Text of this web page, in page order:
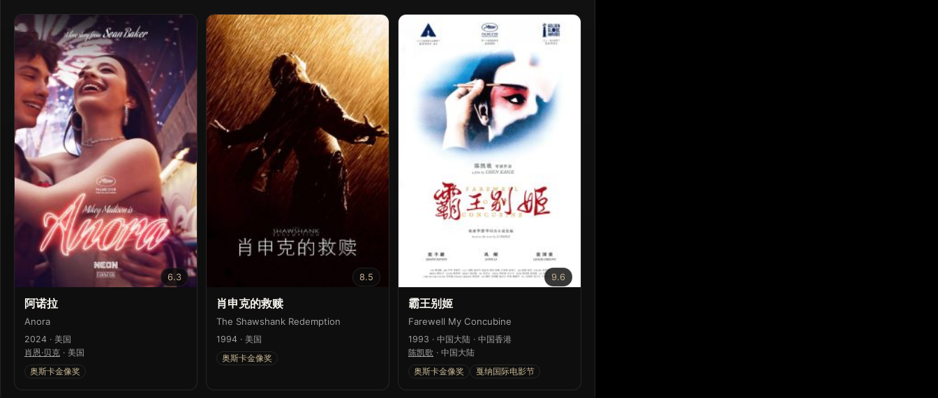
6.3
阿诺拉
Anora
2024 · 美国
肖恩·贝克 · 美国
奥斯卡金像奖
8.5
肖申克的救赎
The Shawshank Redemption
1994 · 美国
奥斯卡金像奖
9.6
霸王别姬
Farewell My Concubine
1993 · 中国大陆 · 中国香港
陈凯歌 ·中国大陆
奥斯卡金像奖 戛纳国际电影节